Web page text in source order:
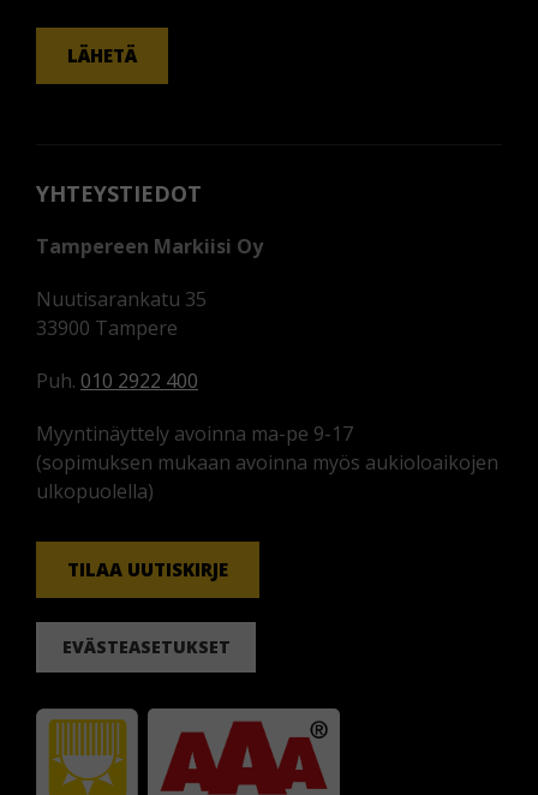
LÄHETÄ
YHTEYSTIEDOT
Tampereen Markiisi Oy
Nuutisarankatu 35
33900 Tampere
Puh. 010 2922 400
Myyntinäyttely avoinna ma-pe 9-17
(sopimuksen mukaan avoinna myös aukioloaikojen
ulkopuolella)
TILAA UUTISKIRJE
EVÄSTEASETUKSET